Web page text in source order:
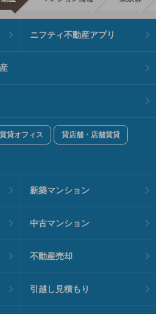
ニフティ不動産アプリ
貸オフィス 貸店舗・店舗賃貸
新築マンション
中古マンション
不動産売却
引越し見積もり